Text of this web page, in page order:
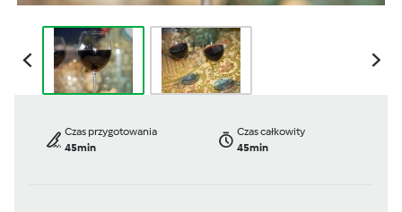
Czas przygotowania
45min
Czas całkowity
45min